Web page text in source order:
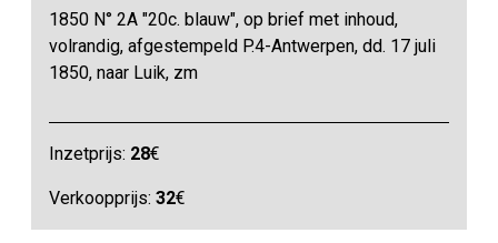
1850 N° 2A "20c. blauw", op brief met inhoud,
volrandig, afgestempeld P.4-Antwerpen, dd. 17 juli
1850, naar Luik, zm
Inzetprijs: 28€
Verkoopprijs:32€